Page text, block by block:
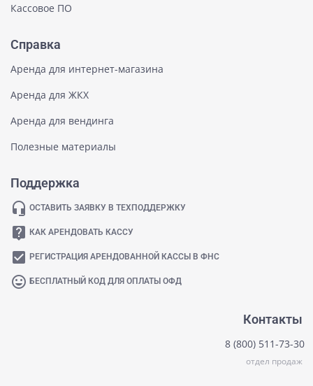
Кассовое ПО
Справка
Аренда для интернет-магазина
Аренда для ЖКХ
Аренда для вендинга
Полезные материалы
Поддержка
headset_mic ОСТАВИТЬ ЗАЯВКУ В ТЕХПОДДЕРЖКУ
live_help КАК АРЕНДОВАТЬ КАССУ
check_box РЕГИСТРАЦИЯ АРЕНДОВАННОЙ КАССЫ В ФНС
mood БЕСПЛАТНЫЙ КОД ДЛЯ ОПЛАТЫ ОФД
Контакты
8 (800) 511-73-30
отдел продаж